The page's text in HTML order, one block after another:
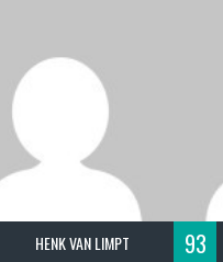
HENK VAN LIMPT 93